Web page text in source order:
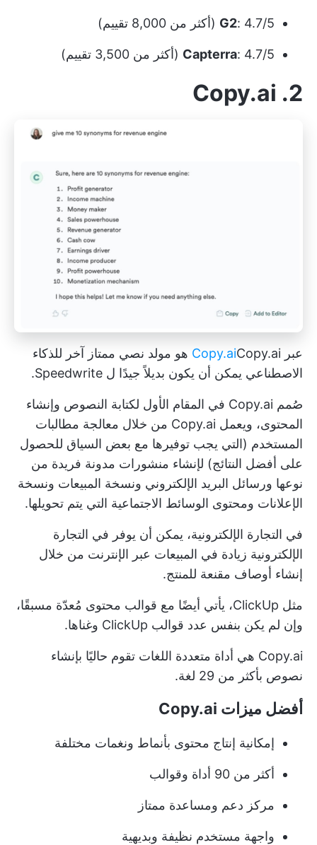
G2: 4.7/5 (أكثر من 8,000 تقييم)
Capterra: 4.7/5 (أكثر من 3,500 تقييم)
2. Copy.ai
عبر Copy.ai Copy.ai هو مولد نصي ممتاز آخر للذكاء
الاصطناعي يمكن أن يكون بديلاً جيدًا ل Speedwrite.
صُمم Copy.ai في المقام الأول لكتابة النصوص وإنشاء
المحتوى، ويعمل Copy.ai من خلال معالجة مطالبات
المستخدم (التي يجب توفيرها مع بعض السياق للحصول
على أفضل النتائج) لإنشاء منشورات مدونة فريدة من
نوعها ورسائل البريد الإلكتروني ونسخة المبيعات ونسخة
الإعلانات ومحتوى الوسائط الاجتماعية التي يتم تحويلها.
في التجارة الإلكترونية، يمكن أن يوفر في التجارة
الإلكترونية زيادة في المبيعات عبر الإنترنت من خلال
إنشاء أوصاف مقنعة للمنتج.
مثل ClickUp، يأتي أيضًا مع قوالب محتوى مُعدّة مسبقًا،
وإن لم يكن بنفس عدد قوالب ClickUp وغناها.
Copy.ai هي أداة متعددة اللغات تقوم حاليًا بإنشاء
نصوص بأكثر من 29 لغة.
أفضل ميزات Copy.ai
إمكانية إنتاج محتوى بأنماط ونغمات مختلفة
أكثر من 90 أداة وقوالب
مركز دعم ومساعدة ممتاز
واجهة مستخدم نظيفة وبديهية